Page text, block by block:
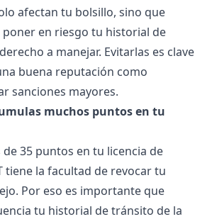
afectan tu bolsillo, sino que
en riesgo tu historial de
a manejar. Evitarlas es clave
buena reputación como
sanciones mayores.
muchos puntos en tu
de 35 puntos en tu licencia de
tiene la facultad de revocar tu
Por eso es importante que
tu historial de tránsito de la